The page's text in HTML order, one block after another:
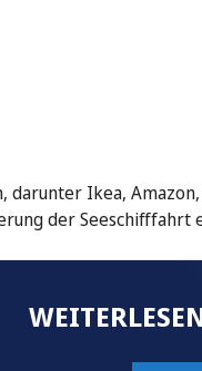
darunter Ikea,
der Seeschifffahrt